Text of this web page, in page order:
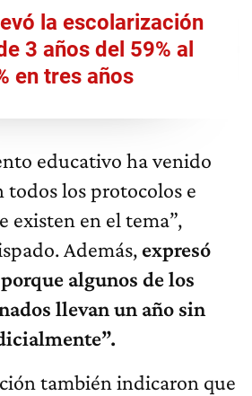
la escolarización
3 años del 59% al
en tres años
educativo ha venido
los protocolos e
existen en el tema”,
Además, expresó
algunos de los
llevan un año sin
también indicaron que